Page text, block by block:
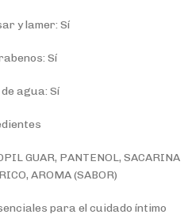
y lamer: Sí
Sí
agua: Sí
GUAR, PANTENOL, SACARINA
AROMA (SABOR)
para el cuidado íntimo